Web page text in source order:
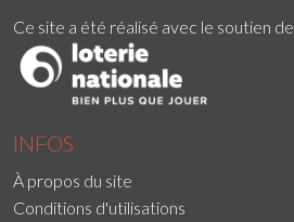
Ce site a été réalisé avec le soutien de
INFOS
À propos du site
Conditions d'utilisations